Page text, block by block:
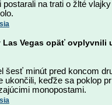
postarali na trati o žlté
Las Vegas opäť ovplyvnili
šesť minút pred koncom
ukončili, keďže sa poklop
monopostami.